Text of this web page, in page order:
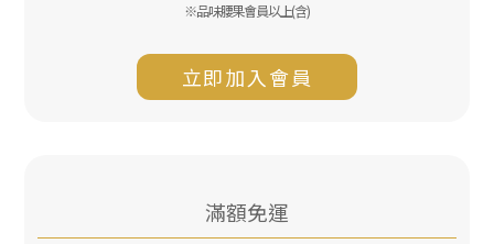
※品味腰果會員以上(含)
立即加入會員
滿額免運